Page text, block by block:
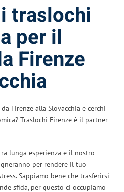
traslochi
per il
Firenze
Firenze alla Slovacchia e cerchi
Traslochi Firenze è il partner
lunga esperienza e il nostro
per rendere il tuo
Sappiamo bene che trasferirsi
sfida, per questo ci occupiamo